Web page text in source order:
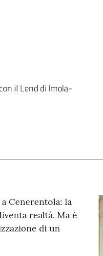
il Lend di Imola-
Cenerentola: la
realtà. Ma è
di un